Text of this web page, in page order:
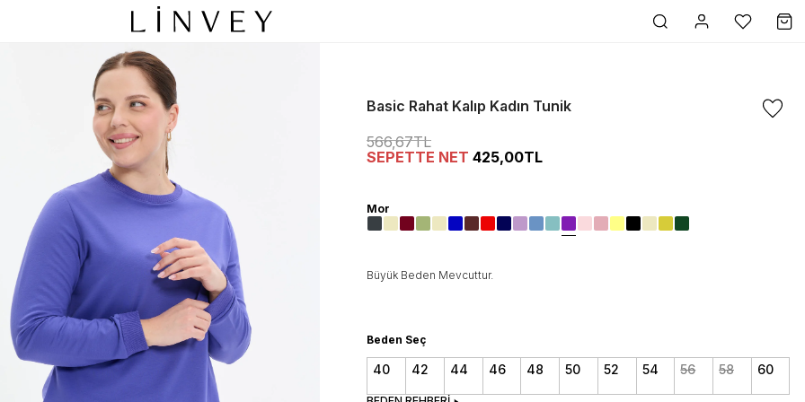
Basic Rahat Kalıp Kadın Tunik
566,67TL
SEPETTE NET425,00TL
Mor
Büyük Beden Mevcuttur.
Beden Seç
40 42 44 46 48 50 52 54 56 58 60